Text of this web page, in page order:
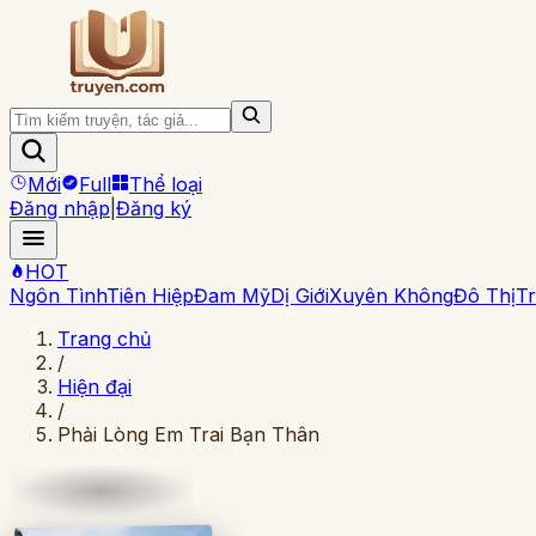
Mới Full
Thể loại
Đăng nhập Đăng ký
HOT
Ngôn TìnhTiên HiệpĐam MỹDị GiớiXuyên KhôngĐô Thị
Trang chủ
/
Hiện đại
/
Phải Lòng Em Trai Bạn Thân